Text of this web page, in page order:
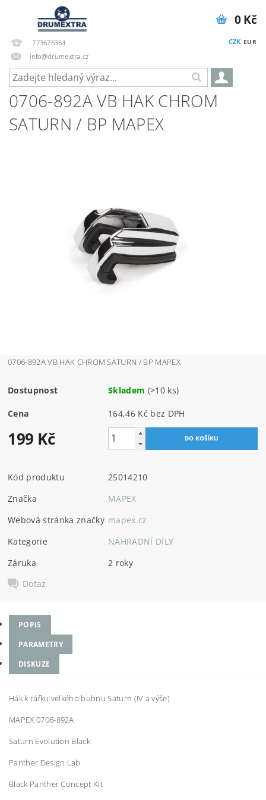
773676361
info@drumextra.cz
CZK EUR
0 Kč
0706-892A VB HAK CHROM
SATURN / BP MAPEX
0706-892A VB HAK CHROM SATURN / BP MAPEX
Dostupnost Skladem (>10 ks)
Cena 164,46 Kč bez DPH
199 Kč
Kód produktu
25014210
Značka
MAPEX
Webová stránka značky mapex.cz
Kategorie
NÁHRADNÍ DÍLY
Záruka
2 roky
Dotaz
POPIS
PARAMETRY
DISKUZE
Hák k ráfku velkého bubnu Saturn (IV a výše)
MAPEX 0706-892A
Saturn Evolution Black
Panther Design Lab
Black Panther Concept Kit